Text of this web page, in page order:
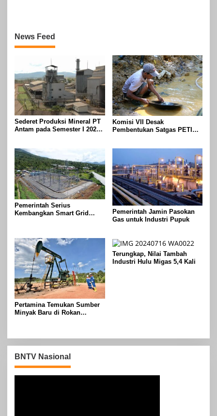
News Feed
Sederet Produksi Mineral PT
Antam pada Semester I 2024,
Komisi VII Desak
Pembentukan Satgas PETI
Pemerintah Serius
Kembangkan Smart Grid
Pemerintah Jamin Pasokan
Gas untuk Industri Pupuk
Pertamina Temukan Sumber
Minyak Baru di Rokan
Terungkap, Nilai Tambah
Industri Hulu Migas 5,4 Kali
BNTV Nasional